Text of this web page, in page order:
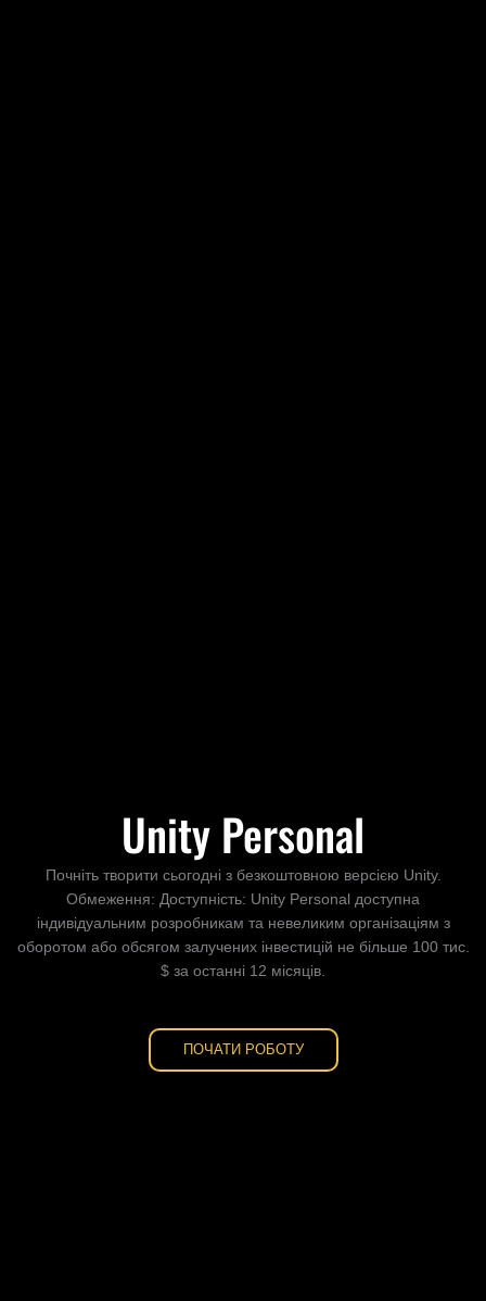
Unity Personal
Почніть творити сьогодні з безкоштовною версією Unity.
Обмеження: Доступність: Unity Personal доступна
індивідуальним розробникам та невеликим організаціям з
оборотом або обсягом залучених інвестицій не більше 100 тис.
$ за останні 12 місяців.
ПОЧАТИ РОБОТУ